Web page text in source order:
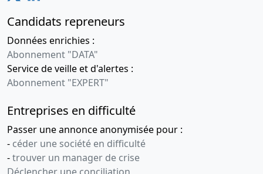
Candidats repreneurs
Données enrichies :
Abonnement "DATA"
Service de veille et d'alertes :
Abonnement "EXPERT"
Entreprises en difficulté
Passer une annonce anonymisée pour :
- céder une société en difficulté
-trouver un manager de crise